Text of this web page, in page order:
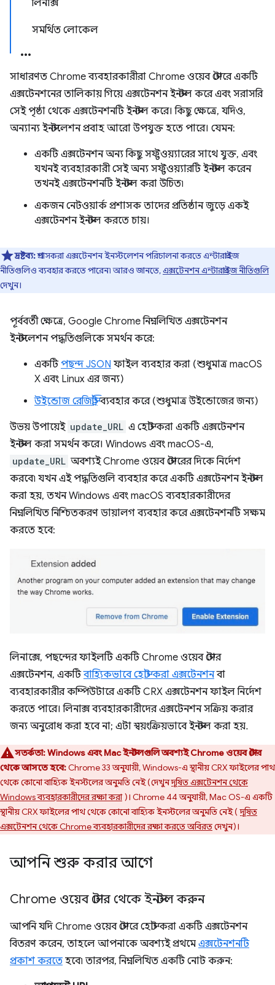
লিনাক্স
সমর্থিত লোকেল
সাধারণত Chrome ব্যবহারকারীরা Chrome ওয়েব স্টোরে একটি
এক্সটেনশনের তালিকায় গিয়ে এক্সটেনশন ইনস্টল করে এবং সরাসরি
সেই পৃষ্ঠা থেকে এক্সটেনশনটি ইনস্টল করে। কিছু ক্ষেত্রে, যদিও,
অন্যান্য ইনস্টলেশন প্রবাহ আরো উপযুক্ত হতে পারে। যেমন:
একটি এক্সটেনশন অন্য কিছু সফ্টওয়্যারের সাথে যুক্ত, এবং
যখনই ব্যবহারকারী সেই অন্য সফ্টওয়্যারটি ইনস্টল করেন
তখনই এক্সটেনশনটি ইনস্টল করা উচিত৷
একজন নেটওয়ার্ক প্রশাসক তাদের প্রতিষ্ঠান জুড়ে একই
এক্সটেনশন ইনস্টল করতে চায়।
দ্রষ্টব্য:প্রশাসকরা এক্সটেনশন ইনস্টলেশন পরিচালনা করতে এন্টারপ্রাইজ
নীতিগুলিও ব্যবহার করতে পারেন৷ আরও জানতে,এক্সটেনশন এন্টারপ্রাইজ নীতিগুলি
দেখুন।
পূর্ববর্তী ক্ষেত্রে, Google Chrome নিম্নলিখিত এক্সটেনশন
ইনস্টলেশন পদ্ধতিগুলিকে সমর্থন করে:
একটিপছন্দ JSON ফাইল ব্যবহার করা (শুধুমাত্র macOS
X এবং Linux এর জন্য)
উইন্ডোজ রেজিস্ট্রিব্যবহার করে (শুধুমাত্র উইন্ডোজের জন্য)
উভয় উপায়েই update_URL এ হোস্ট করা একটি এক্সটেনশন
ইনস্টল করা সমর্থন করে। Windows এবং macOS-এ,
update_URL অবশ্যই Chrome ওয়েব স্টোরের দিকে নির্দেশ
করবে৷ যখন এই পদ্ধতিগুলি ব্যবহার করে একটি এক্সটেনশন ইনস্টল
করা হয়, তখন Windows এবং macOS ব্যবহারকারীদের
নিম্নলিখিত নিশ্চিতকরণ ডায়ালগ ব্যবহার করে এক্সটেনশনটি সক্ষম
করতে হবে:
লিনাক্সে, পছন্দের ফাইলটি একটি Chrome ওয়েব স্টোর
এক্সটেনশন, একটিবাহ্যিকভাবে হোস্ট করা এক্সটেনশনবা
ব্যবহারকারীর কম্পিউটারে একটি CRX এক্সটেনশন ফাইল নির্দেশ
করতে পারে। লিনাক্স ব্যবহারকারীদের এক্সটেনশন সক্রিয় করার
জন্য অনুরোধ করা হবে না; এটা স্বয়ংক্রিয়ভাবে ইনস্টল করা হয়.
সতর্কতা:Windows এবং Mac ইনস্টলগুলি অবশ্যই Chrome ওয়েব স্টোর
থেকে আসতে হবে:Chrome 33 অনুযায়ী, Windows-এ স্থানীয় CRX ফাইলের পাথ
থেকে কোনো বাহ্যিক ইনস্টলের অনুমতি নেই (দেখুনদূষিত এক্সটেনশন থেকে
Windows ব্যবহারকারীদের রক্ষা করা)। Chrome 44 অনুযায়ী, Mac OS-এ একটি
স্থানীয় CRX ফাইলের পাথ থেকে কোনো বাহ্যিক ইনস্টলের অনুমতি নেই (দূষিত
এক্সটেনশন থেকে Chrome ব্যবহারকারীদের রক্ষা করতে অবিরতদেখুন)।
আপনি শুরু করার আগে
Chrome ওয়েব স্টোর থেকে ইনস্টল করুন
আপনি যদি Chrome ওয়েব স্টোরে হোস্ট করা একটি এক্সটেনশন
বিতরণ করেন, তাহলে আপনাকে অবশ্যই প্রথমে এক্সটেনশনটি
প্রকাশ করতে হবে৷ তারপর, নিম্নলিখিত একটি নোট করুন: